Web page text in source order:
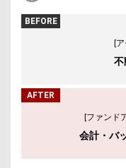
BEFORE
[
不
AFTER
[ファンド
会計・バ